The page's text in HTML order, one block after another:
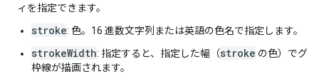
ィを指定できます。
stroke: 色。16 進数文字列または英語の色名で指定します。
strokeWidth: 指定すると、指定した幅（stroke の色）でグ
枠線が描画されます。